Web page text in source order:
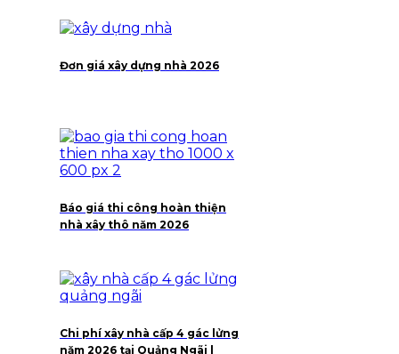
Đơn giá xây dựng nhà 2026
Báo giá thi công hoàn thiện
nhà xây thô năm 2026
Chi phí xây nhà cấp 4 gác lửng
năm 2026 tại Quảng Ngãi |